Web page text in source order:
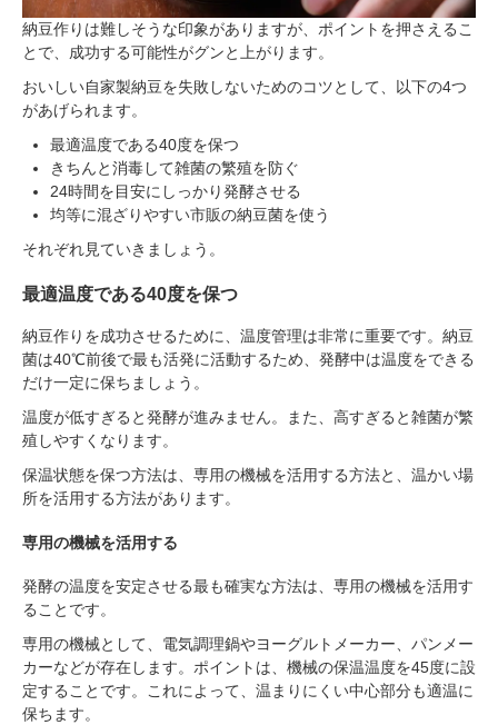
納豆作りは難しそうな印象がありますが、ポイントを押さえるこ
とで、成功する可能性がグンと上がります。
おいしい自家製納豆を失敗しないためのコツとして、以下の4つ
があげられます。
最適温度である40度を保つ
きちんと消毒して雑菌の繁殖を防ぐ
24時間を目安にしっかり発酵させる
均等に混ざりやすい市販の納豆菌を使う
それぞれ見ていきましょう。
最適温度である40度を保つ
納豆作りを成功させるために、温度管理は非常に重要です。納豆
菌は40℃前後で最も活発に活動するため、発酵中は温度をできる
だけ一定に保ちましょう。
温度が低すぎると発酵が進みません。また、高すぎると雑菌が繁
殖しやすくなります。
保温状態を保つ方法は、専用の機械を活用する方法と、温かい場
所を活用する方法があります。
専用の機械を活用する
発酵の温度を安定させる最も確実な方法は、専用の機械を活用す
ることです。
専用の機械として、電気調理鍋やヨーグルトメーカー、パンメー
カーなどが存在します。ポイントは、機械の保温温度を45度に設
定することです。これによって、温まりにくい中心部分も適温に
保ちます。